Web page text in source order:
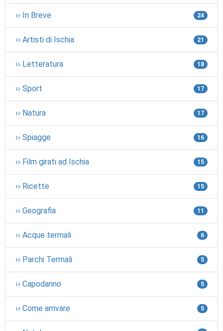
›› In Breve 24
›› Artisti di Ischia 21
›› Letteratura 18
›› Sport 17
›› Natura 17
›› Spiagge 16
›› Film girati ad Ischia 15
›› Ricette 15
›› Geografia 11
›› Acque termali 6
›› Parchi Termali 5
›› Capodanno 5
›› Come arrivare 5